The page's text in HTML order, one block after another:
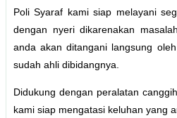
Poli Syaraf kami siap melayani
dengan nyeri dikarenakan
anda akan ditangani langsung
sudah ahli dibidangnya.
Didukung dengan peralatan
kami siap mengatasi keluhan yang